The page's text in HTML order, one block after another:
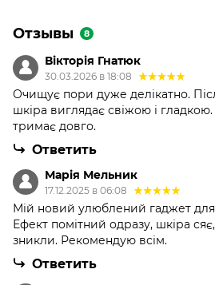
Отзывы 8
Вікторія Гнатюк
30.03.2026 в 18:08
Очищує пори дуже делікатно.
шкіра виглядає свіжою і
тримає довго.
Ответить
Марія Мельник
17.12.2025 в 06:08
Мій новий улюблений гаджет
Ефект помітний одразу, шкіра
зникли. Рекомендую всім.
Ответить